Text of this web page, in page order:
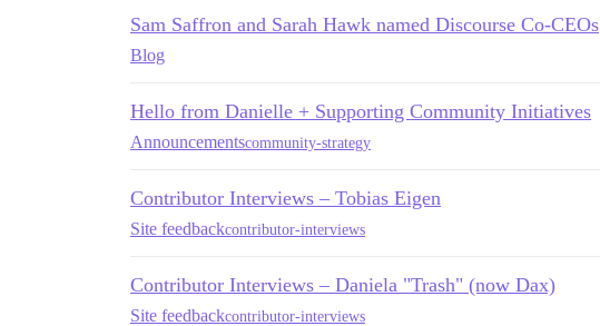
Sam Saffron and Sarah Hawk named Discourse Co-CEOs
Blog
Hello from Danielle + Supporting Community Initiatives
Announcementscommunity-strategy
Contributor Interviews – Tobias Eigen
Site feedbackcontributor-interviews
Contributor Interviews – Daniela "Trash" (now Dax)
Site feedbackcontributor-interviews